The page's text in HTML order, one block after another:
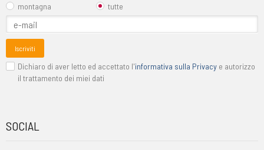
montagna
tutte
Iscriviti
Dichiaro di aver letto ed accettato l'informativa sulla Privacy e autorizzo
il trattamento dei miei dati
SOCIAL